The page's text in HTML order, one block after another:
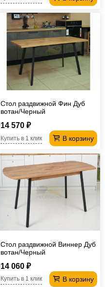
Стол раздвижной Фин Дуб
вотан/Черный
14 570 ₽
В корзину
Купить в 1 клик
Стол раздвижной Виннер Дуб
вотан/Черный
14 060 ₽
В корзину
Купить в 1 клик